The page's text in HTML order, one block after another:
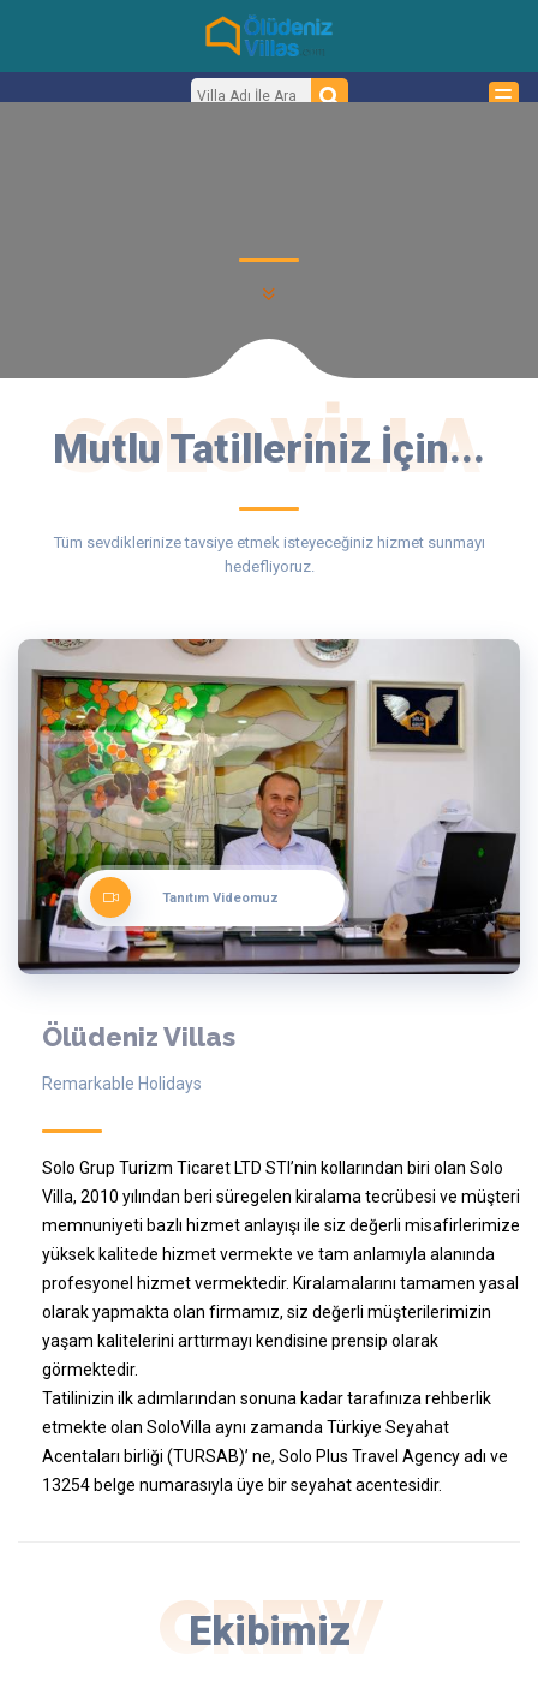
Mutlu Tatilleriniz İçin...
SOLO VILLA
Tüm sevdiklerinize tavsiye etmek isteyeceğiniz hizmet sunmayı
hedefliyoruz.
Tanıtım Videomuz
Ölüdeniz Villas
Remarkable Holidays
Solo Grup Turizm Ticaret LTD STI’nin kollarından biri olan Solo
Villa, 2010 yılından beri süregelen kiralama tecrübesi ve müşteri
memnuniyeti bazlı hizmet anlayışı ile siz değerli misafirlerimize
yüksek kalitede hizmet vermekte ve tam anlamıyla alanında
profesyonel hizmet vermektedir. Kiralamalarını tamamen yasal
olarak yapmakta olan firmamız, siz değerli müşterilerimizin
yaşam kalitelerini arttırmayı kendisine prensip olarak
görmektedir.
Tatilinizin ilk adımlarından sonuna kadar tarafınıza rehberlik
etmekte olan SoloVilla aynı zamanda Türkiye Seyahat
Acentaları birliği (TURSAB)’ ne, Solo Plus Travel Agency adı ve
13254 belge numarasıyla üye bir seyahat acentesidir.
Ekibimiz
CREW